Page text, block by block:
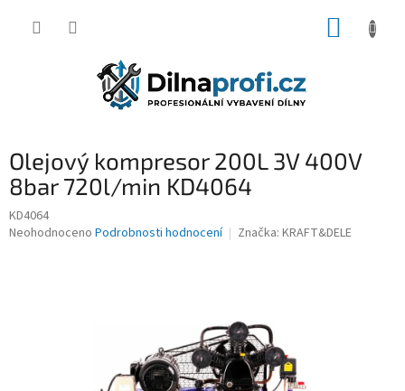
Olejový kompresor 200L 3V 400V
8bar 720l/min KD4064
KD4064
Průměrné
Neohodnoceno Podrobnosti hodnocení Značka: KRAFT&DELE